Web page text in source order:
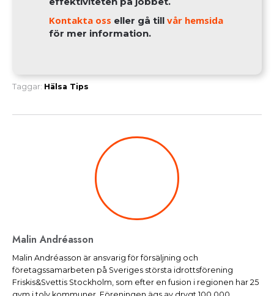
Kontakta oss eller gå till vår hemsida
för mer information.
Taggar: Hälsa Tips
Malin Andréasson
Malin Andréasson är ansvarig för försäljning och
företagssamarbeten på Sveriges största idrottsförening
Friskis&Svettis Stockholm, som efter en fusion i regionen har 25